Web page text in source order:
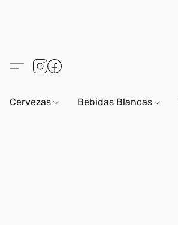
Cervezas Bebidas Blancas